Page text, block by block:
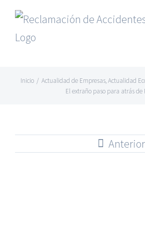
Saltar
contenido
Inicio / Actualidad de Empresas,Actualidad
El extraño paso para atrás de
Anterior